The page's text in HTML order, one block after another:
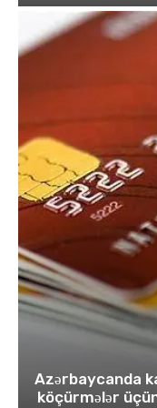
Azərbaycanda
köçürmələr